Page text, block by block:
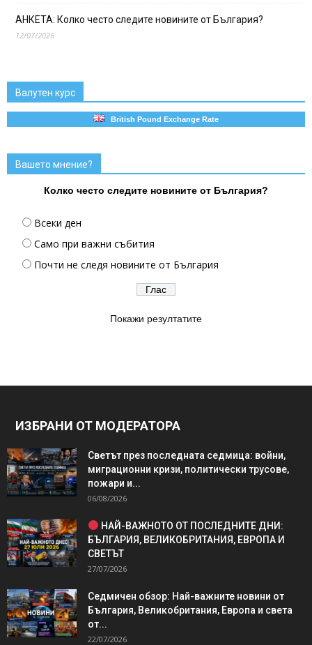
АНКЕТА: Колко често следите новините от България?
12/07/2026
Валутен курс
British Pound Exchange Rate
Вашето мнение?
Колко често следите новините от България?
Всеки ден
Само при важни събития
Почти не следя новините от България
Покажи резултатите
ИЗБРАНИ ОТ МОДЕРАТОРА
Светът през последната седмица: войни,
миграционни кризи, политически трусове,
пожари и...
06/08/2026
НАЙ-ВАЖНОТО ОТ ПОСЛЕДНИТЕ ДНИ:
БЪЛГАРИЯ, ВЕЛИКОБРИТАНИЯ, ЕВРОПА И
СВЕТЪТ
27/07/2026
Седмичен обзор: Най-важните новини от
България, Великобритания, Европа и света
от...
22/07/2026